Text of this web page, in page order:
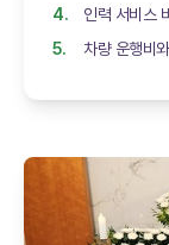
인력 서비스
차량 운행비